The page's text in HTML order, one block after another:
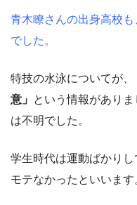
青木瞭さんの出身高校
でした。
特技の水泳についてが、
意」 という情報があり
は不明でした。
学生時代は運動ばかり
モテなかったといいます